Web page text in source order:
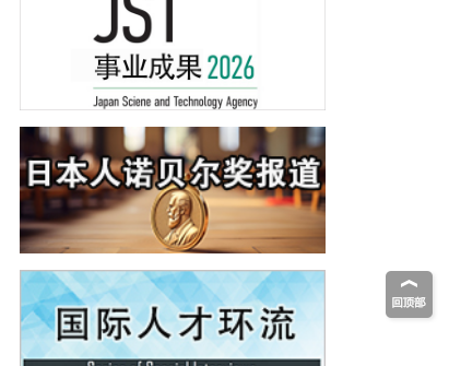
裹保护受损神经细胞的机制，有望用于开发
阿尔茨海默病等疾病疗法
日本东北大学与横滨橡胶全球首次从纳米尺
度揭示橡胶—黄铜粘接界面劣化抑制机制，
为提升轮胎安全性与耐久性的材料设计开辟
道路
近畿大学等发现植物染料“日本茜”的红色成分
可抑制老化与炎症，有望成为新型功能性材
科学研究
群马大学开发针对难治性癫痫的新型基因疗
法，利用超小型GAD67启动子抑制发作
科学研究
九州大学揭示夜间眼压升高机制：两种激素
波动叠加所致
东京都产技研采用新手法开发出可稳定工作
至300℃的介电材料，已验证电容器可在汽车
发动机等高温环境下工作
经济・社会
日本生成式AI使用者占比一年内翻倍，但与